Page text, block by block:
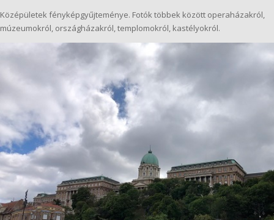
Középületek fényképgyűjteménye. Fotók többek között operaházakról,
múzeumokról, országházakról, templomokról, kastélyokról.